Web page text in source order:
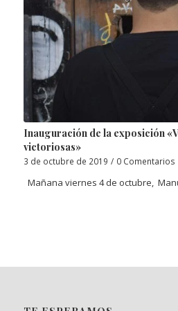
Inauguración de la exposición
victoriosas»
3 de octubre de 2019 / 0 Comentarios
Mañana viernes 4 de octubre,